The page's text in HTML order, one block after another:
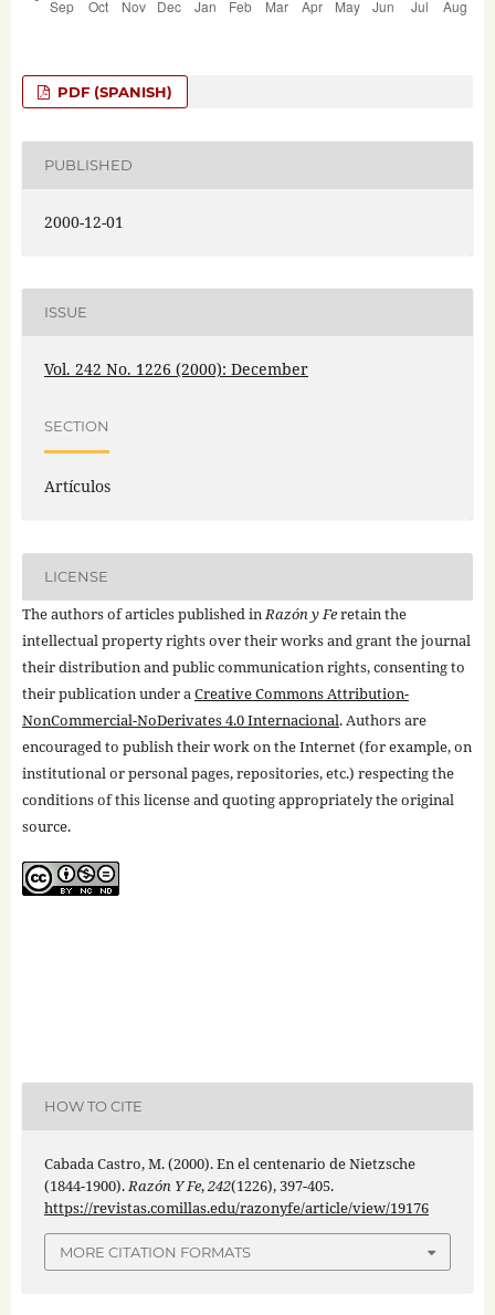
PDF (SPANISH)
PUBLISHED
2000-12-01
ISSUE
Vol. 242 No. 1226 (2000): December
SECTION
Artículos
LICENSE
The authors of articles published inRazón y Feretain the
intellectual property rights over their works and grant the journal
their distribution and public communication rights, consenting to
their publication under aCreative Commons Attribution-
NonCommercial-NoDerivates 4.0 Internacional. Authors are
encouraged to publish their work on the Internet (for example, on
institutional or personal pages, repositories, etc.) respecting the
conditions of this license and quoting appropriately the original
source.
HOW TO CITE
Cabada Castro, M. (2000). En el centenario de Nietzsche
(1844-1900).Razón Y Fe,242(1226), 397-405.
https://revistas.comillas.edu/razonyfe/article/view/19176
MORE CITATION FORMATS